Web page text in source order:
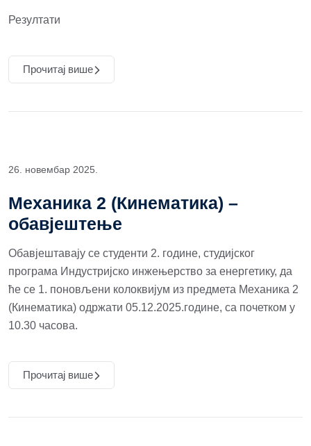
Резултати
Прочитај више
26. новембар 2025.
Механика 2 (Кинематика) –
обавјештење
Обавјештавају се студенти 2. године, студијског
програма Индустријско инжењерство за енергетику, да
ће се 1. поновљени колоквијум из предмета Механика 2
(Кинематика) одржати 05.12.2025.године, са почетком у
10.30 часова.
Прочитај више